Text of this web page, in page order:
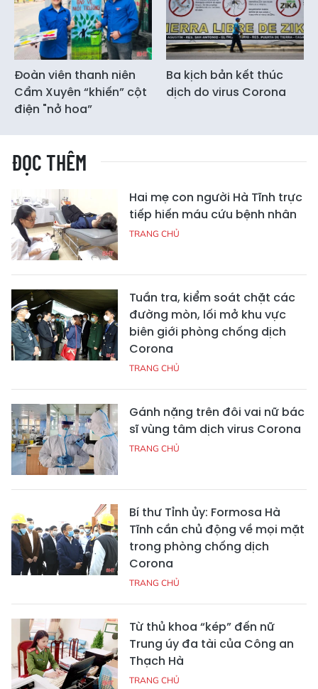
Đoàn viên thanh niên
Cẩm Xuyên “khiến” cột
điện "nở hoa”
Ba kịch bản kết thúc
dịch do virus Corona
ĐỌC THÊM
Hai mẹ con người Hà Tĩnh trực
tiếp hiến máu cứu bệnh nhân
TRANG CHỦ
Tuần tra, kiểm soát chặt các
đường mòn, lối mở khu vực
biên giới phòng chống dịch
Corona
TRANG CHỦ
Gánh nặng trên đôi vai nữ bác
sĩ vùng tâm dịch virus Corona
TRANG CHỦ
Bí thư Tỉnh ủy: Formosa Hà
Tĩnh cần chủ động về mọi mặt
trong phòng chống dịch
Corona
TRANG CHỦ
Từ thủ khoa “kép” đến nữ
Trung úy đa tài của Công an
Thạch Hà
TRANG CHỦ